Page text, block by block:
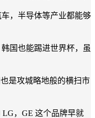
，半导体等产业都能够
国也能踢进世界杯，虽
是攻城略地般的横扫市
，GE 这个品牌早就